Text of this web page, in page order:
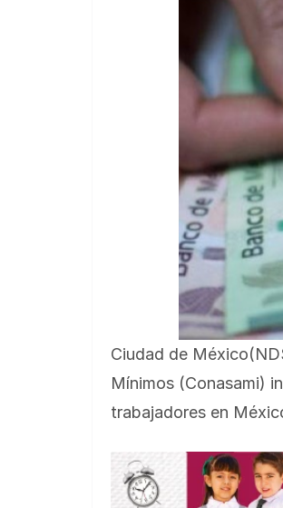
Ciudad de
Mínimos (Conasami)
trabajadores en